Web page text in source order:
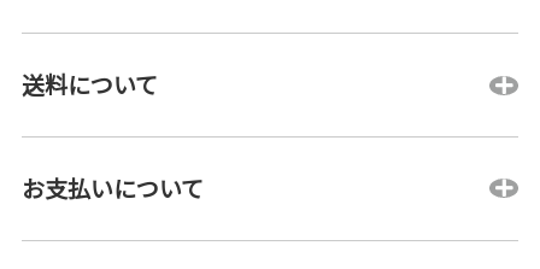
送料について
お支払いについて